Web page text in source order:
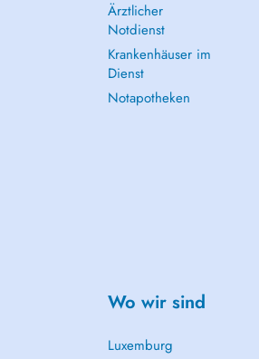
Ärztlicher
Notdienst
Krankenhäuser im
Dienst
Notapotheken
Wo wir sind
Luxemburg